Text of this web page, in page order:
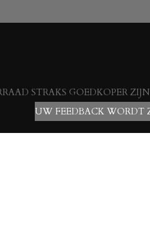
STRAKS GOEDKOPER
UW FEEDBACK WORDT